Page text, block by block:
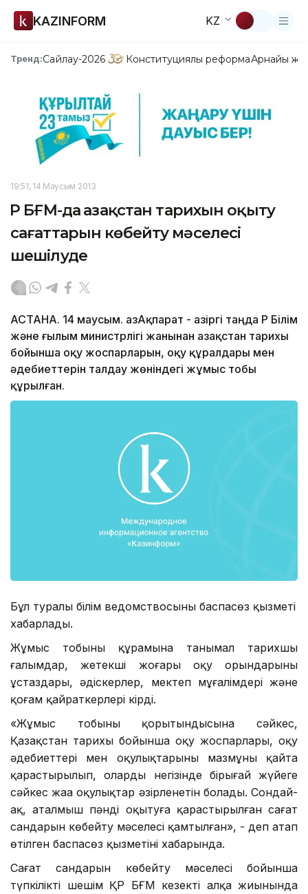
KAZINFORM KZ
Тренд:Сайлау-2026 Конституциялық реформаАрнайы
19:51, 14 Маусым 2013
ҚР БҒМ-да Қазақстан тарихын оқыту
сағаттарын көбейту мәселесі
шешілуде
АСТАНА. 14 маусым. ҚазАқпарат - Қазіргі таңда ҚР Білім
және ғылым министрлігі жанынан Қазақстан тарихы
бойынша оқу жоспарларын, оқу құралдары мен
әдебиеттерін талдау жөніндегі жұмыс тобы
құрылған.
Бұл туралы білім ведомствосының баспасөз қызметі
хабарлады.
Жұмыс тобының құрамына танымал тарихшы
ғалымдар, жетекші жоғары оқу орындарының
ұстаздары, әдіскерлер, мектеп мұғалімдері және
қоғам қайраткерлері кірді.
«Жұмыс тобының қорытындысына сәйкес,
Қазақстан тарихы бойынша оқу жоспарлары, оқу
әдебиеттері мен оқулықтарының мазмұны қайта
қарастырылып, олардың негізінде бірыңғай жүйеге
сәйкес жаңа оқулықтар әзірленетін болады. Сондай-
ақ, аталмыш пәнді оқытуға қарастырылған сағат
сандарын көбейту мәселесі қамтылған», - деп атап
өтілген баспасөз қызметінің хабарында.
Сағат сандарын көбейту мәселесі бойынша
түпкілікті шешім ҚР БҒМ кезекті алқа жиынында